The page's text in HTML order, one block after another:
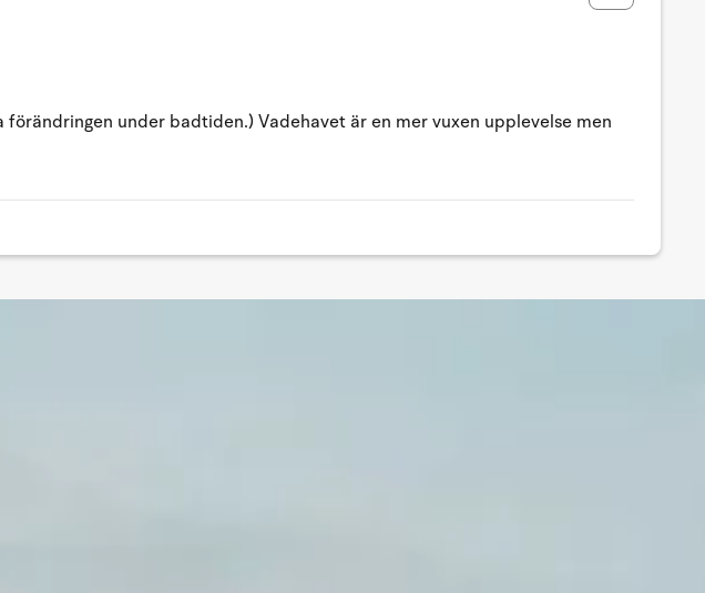
under badtiden.) Vadehavet är en mer vuxen upplevelse men